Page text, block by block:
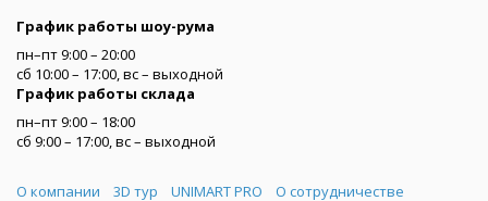
График работы шоу-рума
пн–пт 9:00 – 20:00
сб 10:00 – 17:00, вс – выходной
График работы склада
пн–пт 9:00 – 18:00
сб 9:00 – 17:00, вс – выходной
Меню
О компании 3D тур UNIMART PRO О сотрудничестве